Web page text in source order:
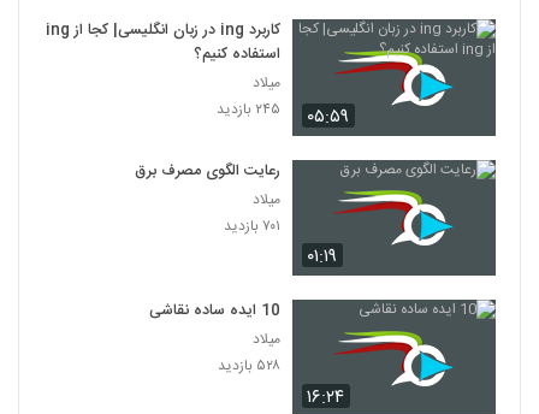
۰۵:۵۹
کاربرد ing در زبان انگلیسی| کجا از ing
استفاده کنیم؟
میلاد
۲۴۵ بازدید
۰۱:۱۹
رعایت الگوی مصرف برق
میلاد
۷۰۱ بازدید
۱۶:۲۴
10 ایده ساده نقاشی
میلاد
۵۲۸ بازدید